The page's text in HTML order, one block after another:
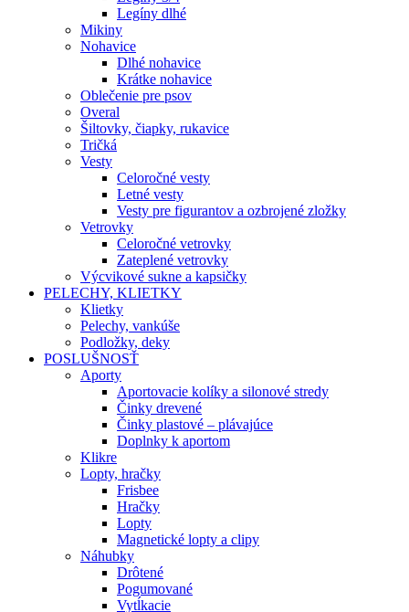
Legíny dlhé
Mikiny
Nohavice
Dlhé nohavice
Krátke nohavice
Oblečenie pre psov
Overal
Šiltovky, čiapky, rukavice
Tričká
Vesty
Celoročné vesty
Letné vesty
Vesty pre figurantov a ozbrojené zložky
Vetrovky
Celoročné vetrovky
Zateplené vetrovky
Výcvikové sukne a kapsičky
PELECHY, KLIETKY
Klietky
Pelechy, vankúše
Podložky, deky
POSLUŠNOSŤ
Aporty
Aportovacie kolíky a silonové stredy
Činky drevené
Činky plastové – plávajúce
Doplnky k aportom
Klikre
Lopty, hračky
Frisbee
Hračky
Lopty
Magnetické lopty a clipy
Náhubky
Drôtené
Pogumované
Vytĺkacie